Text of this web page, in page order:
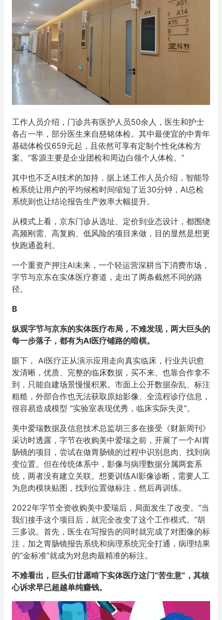
工作人员介绍，门诊共有医护人员50余人，医生和护士
各占一半，部分医生来自慈铭体检。其中最便宜的中青年
基础体检仅659元起，且依然可享有定制个性化体检方
案。“客源主要是企业团检和周边白领个人体检。”
其中也不乏AI技术的加持，据上述工作人员介绍，智能导
检系统让用户的平均候检时间缩短了近30分钟，AI总检
系统则也让结论报告生产效率大幅提升。
从模式上看，京东门诊从选址、定价到业态设计，都围绕
高频刚需、高复购、低风险的项目来做，目的显然是想更
快跑通盈利。
一个重资产押注AI未来，一个轻运营深耕当下消费市场，
字节与京东在实体医疗赛道，走出了两条截然不同的路
径。
B
纵观字节与京东的实体医疗布局，不难发现，两大巨头的
每一步落子，都有为AI医疗铺路的暗棋。
眼下， AI医疗正从演示应用走向真实临床，行业共识愈
发清晰，优质、完整的临床数据，买不来、也靠合作拿不
到，只能自建场景慢慢积累。市面上公开数据杂乱、标注
粗糙，外部合作也无法获取原始影像、全流程诊疗信息，
很容易造成模型 “实验室表现优秀，临床实际失灵”。
美中爱瑞数据及信息技术总监胡三多在接受《财新周刊》
采访时透露，字节在收购美中爱瑞之前，开展了一个AI胃
肠镜的项目，尝试在做胃肠镜的过程中识别息肉、找到病
变位置。但在传统体系中，影像与病理数据分属两套系
统，两者没有建立关联。想要训练AI影像诊断，需要人工
为息肉模块贴图，找到位置做标注，然后再训练。
2022年字节全资收购美中爱瑞后，局面发生了改变。“当
我们接手这个项目后，就完全改变了这个工作模式。”胡
三多说。首先，医生在写报告的同时就完成了对图像的标
注，加之胃肠镜报告系统和病理系统完全打通，病理结果
的“金标准”就成为对息肉最精准的标注。
不难看出，巨头们甘愿啃下实体医疗这门“苦生意”，其核
心诉求早已超越单纯赚钱。